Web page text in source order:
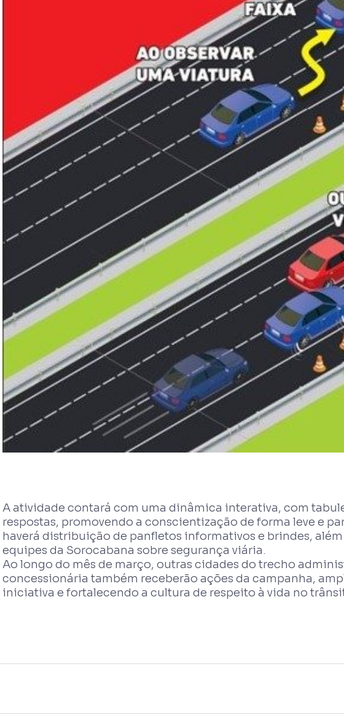
A atividade contará com uma dinâmica interativa, com
respostas, promovendo a conscientização de forma leve e
haverá distribuição de panfletos informativos e brindes,
equipes da Sorocabana sobre segurança viária.
Ao longo do mês de março, outras cidades do trecho
concessionária também receberão ações da campanha,
iniciativa e fortalecendo a cultura de respeito à vida no